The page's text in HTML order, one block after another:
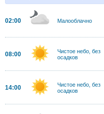
02:00 Малооблачно
08:00
Чистое небо, без
осадков
14:00
Чистое небо, без
осадков